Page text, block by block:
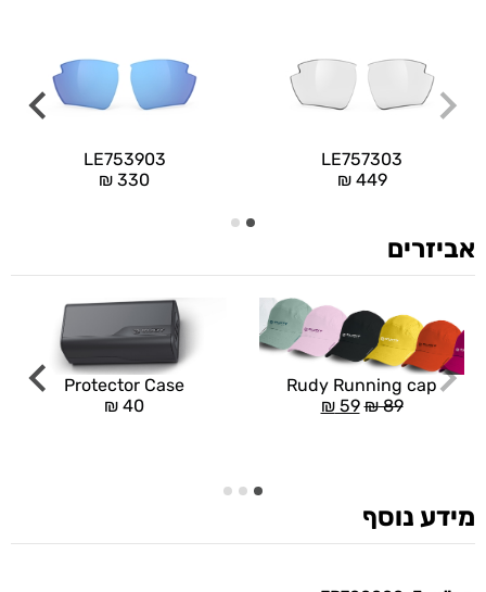
LE757303
₪449
LE753903
₪ 330
אביזרים
Rudy Running cap
₪89
₪59
Protector Case
₪ 40
מידע נוסף